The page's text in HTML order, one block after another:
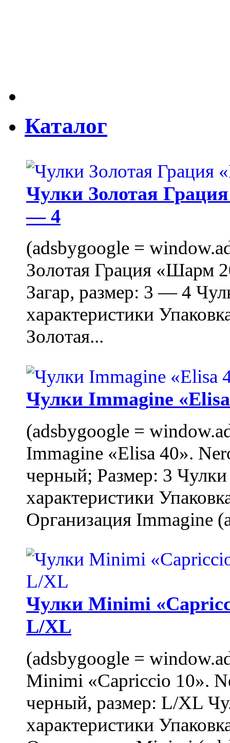
Каталог
Чулки Золотая
— 4
(adsbygoogle =
Золотая Грация «Шарм
Загар, размер: 3 — 4
характеристики
Золотая...
Чулки Immagine
(adsbygoogle =
Immagine «Elisa 40».
черный; Размер: 3
характеристики
Организация Immagine
Чулки Minimi
L/XL
(adsbygoogle =
Minimi «Capriccio 10».
черный, размер: L/XL
характеристики